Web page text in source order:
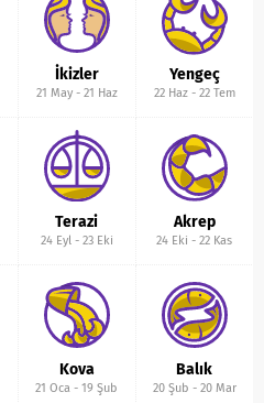
İkizler
21 May- 21 Haz
Yengeç
22 Haz- 22 Tem
Terazi
24 Eyl- 23 Eki
Akrep
24 Eki -22 Kas
Kova
21 Oca -19 Şub
Balık
20 Şub - 20 Mar